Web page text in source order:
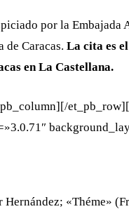
por la Embajada
de Caracas. La cita es
en La Castellana.
Hernández; «Théme»